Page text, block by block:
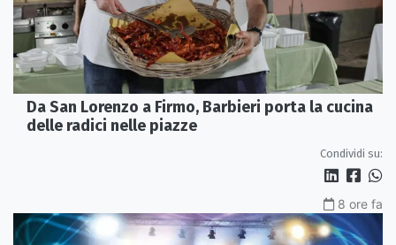
Da San Lorenzo a Firmo, Barbieri porta la cucina
delle radici nelle piazze
Condividi su:
8 ore fa